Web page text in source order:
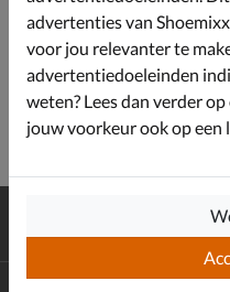
Bekijk meer
Heren Kleding
verzending en
Achterafbetalen
advertenties van
voor jou relevanter te
advertentiedoeleinden
weten? Lees dan verder op
jouw voorkeur ook op een